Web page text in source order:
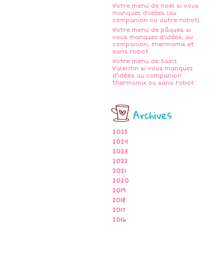
Votre menu de noël si vous
manquez d'idées (au
companion ou autre robot)
Votre menu de pâques si
vous manquez d'idées, au
companion, thermomix et
sans robot
Votre menu de Saint
Valentin si vous manquez
d’idées au companion
thermomix ou sans robot
Archives
2025
2024
2023
2022
2021
2020
2019
2018
2017
2016